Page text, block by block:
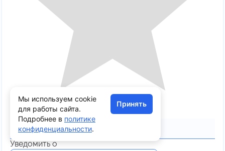
Подписаться
авторизуйтесь
Уведомить о
Мы используем cookie
для работы сайта.
Подробнее в политике
конфиденциальности.
Принять